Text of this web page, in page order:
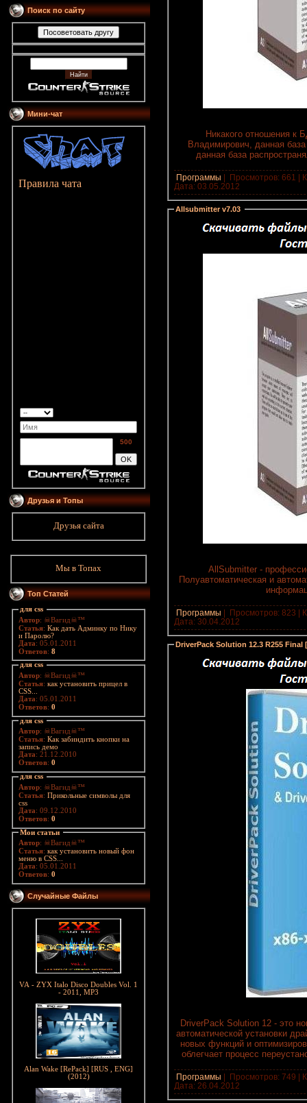
Поиск по сайту
Мини-чат
Правила чата
500
Друзья и Топы
Друзья сайта
Мы в Топах
Топ Статей
для css
Автор: ☠Вагид☠™
Статья: Как дать Админку по Нику
и Паролю?
Дата: 05.01.2011
Ответов: 8
для css
Автор: ☠Вагид☠™
Статья: как установить прицел в
CSS...
Дата: 05.01.2011
Ответов: 0
для css
Автор: ☠Вагид☠™
Статья: Как забиндить кнопки на
запись демо
Дата: 21.12.2010
Ответов: 0
для css
Автор: ☠Вагид☠™
Статья: Прикольные символы для
css
Дата: 09.12.2010
Ответов: 0
Мои статьи
Автор: ☠Вагид☠™
Статья: как установить новый фон
меню в CSS...
Дата: 05.01.2011
Ответов: 0
Случайные Файлы
VA - ZYX Italo Disco Doubles Vol. 1
- 2011, MP3
Alan Wake [RePack] [RUS , ENG]
(2012)
Никакого отношения
Владимирович, данная
данная база
Программы
Просмотров: 661 |
Дата: 03.05.2012
Allsubmitter v7.03
AllSubmitter -
Полуавтоматическая и
Программы
Просмотров: 823 |
Дата: 30.04.2012
DriverPack Solution 12.3 R255 Final
DriverPack Solution 12 - это
автоматической установки
новых функций и
облегчает процесс
Программы
Просмотров: 749 |
Дата: 26.04.2012